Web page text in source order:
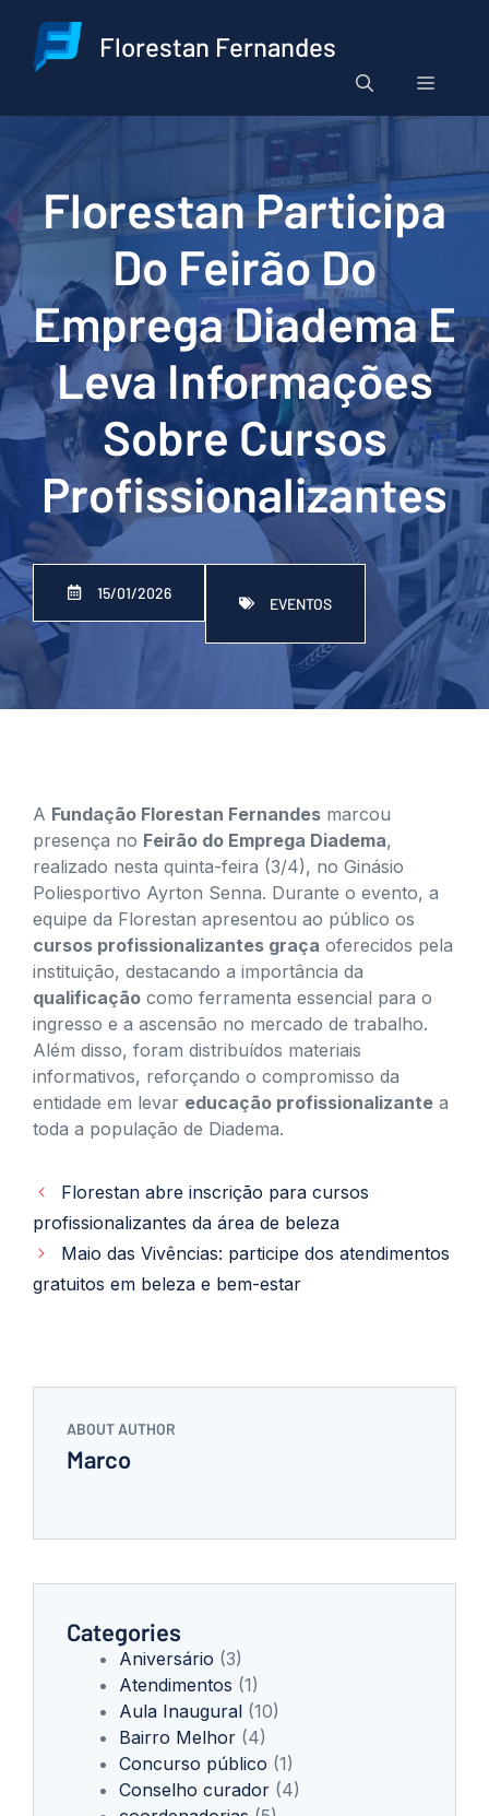
para
Florestan Fernandes
Menu
Florestan Participa
Do Feirão Do
Emprega Diadema E
Leva Informações
Sobre Cursos
Profissionalizantes
15/01/2026
EVENTOS
A Fundação Florestan Fernandes marcou
presença no Feirão do Emprega Diadema,
realizado nesta quinta-feira (3/4), no Ginásio
Poliesportivo Ayrton Senna. Durante o evento, a
equipe da Florestan apresentou ao público os
cursos profissionalizantes graça oferecidos pela
instituição, destacando a importância da
qualificação como ferramenta essencial para o
ingresso e a ascensão no mercado de trabalho.
Além disso, foram distribuídos materiais
informativos, reforçando o compromisso da
entidade em levar educação profissionalizante a
toda a população de Diadema.
Florestan abre inscrição para cursos
profissionalizantes da área de beleza
Maio das Vivências: participe dos atendimentos
gratuitos em beleza e bem-estar
ABOUT AUTHOR
Marco
Categories
Aniversário (3)
Atendimentos (1)
Aula Inaugural (10)
Bairro Melhor (4)
Concurso público (1)
Conselho curador (4)